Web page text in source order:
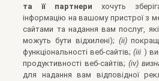
та її партнери хочуть
інформацію на вашому пристрої з
сайтами та надання вам послуг,
можуть бути відхилені); (ii)
функціональності веб-сайтів;(iii )
продуктивності веб-сайтів;(iv)
для надання вам відповідної